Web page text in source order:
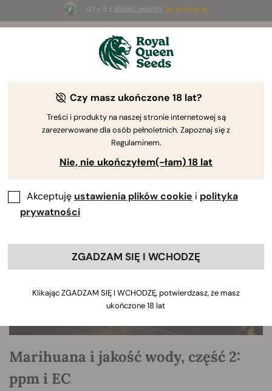
4.7 z 5 z 58690 recenzji
Summer Sales: do 50% zniżki
na wybrane produkty ⏤
Poradnik uprawy konopi według Royal Queen Seeds
Przewodnik po uprawie – wyszukiwarka treści
Marihuana i jakość wody, część 2:
ppm i EC
Czy masz ukończone 18 lat?
Treści i produkty na naszej stronie internetowej są
zarezerwowane dla osób pełnoletnich. Zapoznaj się z
Regulaminem.
Nie, nie ukończyłem(-łam) 18 lat
Akceptuję ustawienia plików cookie i polityka
prywatności
ZGADZAM SIĘ I WCHODZĘ
Klikając ZGADZAM SIĘ I WCHODZĘ, potwierdzasz, że masz
ukończone 18 lat